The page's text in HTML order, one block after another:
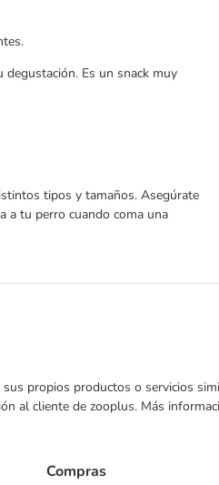
Es un snack muy
tipos y tamaños. Asegúrate
a tu perro cuando coma una
propios productos o servicios
al cliente de zooplus. Más
Compras